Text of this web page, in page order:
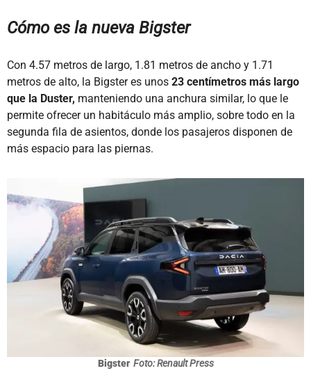
Cómo es la nueva Bigster
Con 4.57 metros de largo, 1.81 metros de ancho y 1.71
metros de alto, la Bigster es unos 23 centímetros más largo
que la Duster, manteniendo una anchura similar, lo que le
permite ofrecer un habitáculo más amplio, sobre todo en la
segunda fila de asientos, donde los pasajeros disponen de
más espacio para las piernas.
Bigster Foto: Renault Press